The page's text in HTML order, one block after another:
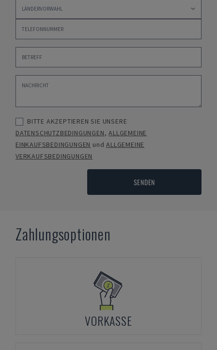
BITTE AKZEPTIEREN SIE UNSERE
DATENSCHUTZBEDINGUNGEN,ALLGEMEINE
EINKAUFSBEDINGUNGEN undALLGEMEINE
VERKAUFSBEDINGUNGEN
SENDEN
Zahlungsoptionen
VORKASSE